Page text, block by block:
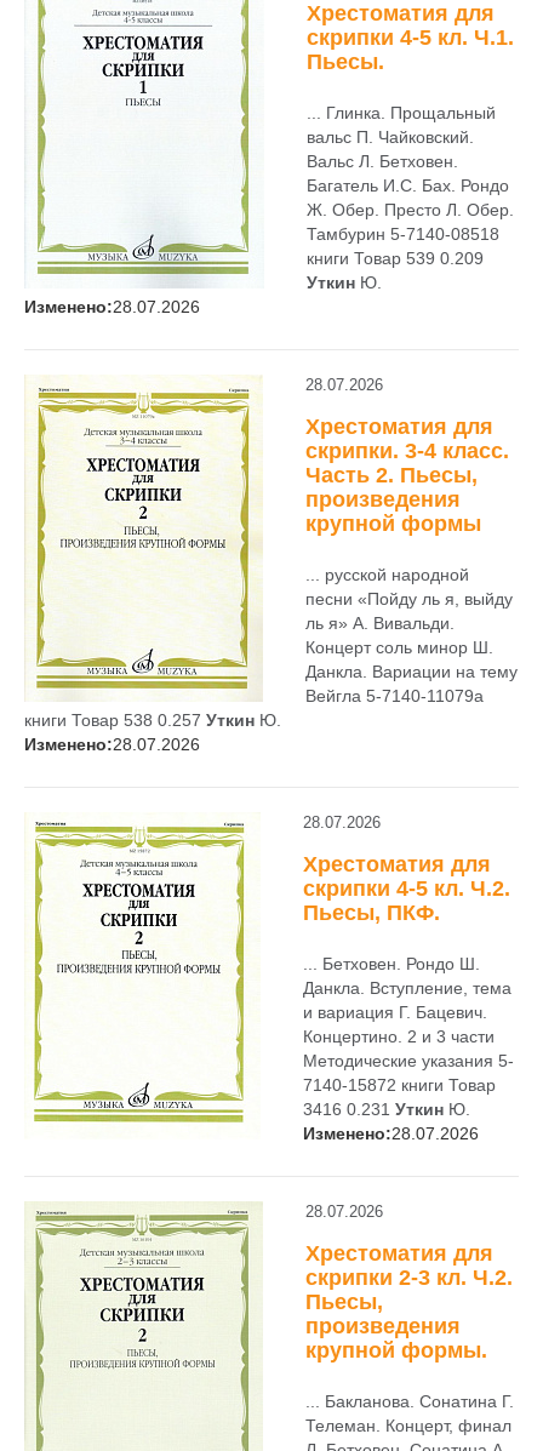
Хрестоматия для
скрипки 4-5 кл. Ч.1.
Пьесы.
... Глинка. Прощальный
вальс П. Чайковский.
Вальс Л. Бетховен.
Багатель И.С. Бах. Рондо
Ж. Обер. Престо Л. Обер.
Тамбурин 5-7140-08518
книги Товар 539 0.209
Уткин Ю.
Изменено:28.07.2026
28.07.2026
Хрестоматия для
скрипки. 3-4 класс.
Часть 2. Пьесы,
произведения
крупной формы
... русской народной
песни «Пойду ль я, выйду
ль я» А. Вивальди.
Концерт соль минор Ш.
Данкла. Вариации на тему
Вейгла 5-7140-11079а
книги Товар 538 0.257 Уткин Ю.
Изменено:28.07.2026
28.07.2026
Хрестоматия для
скрипки 4-5 кл. Ч.2.
Пьесы, ПКФ.
... Бетховен. Рондо Ш.
Данкла. Вступление, тема
и вариация Г. Бацевич.
Концертино. 2 и 3 части
Методические указания 5-
7140-15872 книги Товар
3416 0.231 Уткин Ю.
Изменено:28.07.2026
28.07.2026
Хрестоматия для
скрипки 2-3 кл. Ч.2.
Пьесы,
произведения
крупной формы.
... Бакланова. Сонатина Г.
Телеман. Концерт, финал